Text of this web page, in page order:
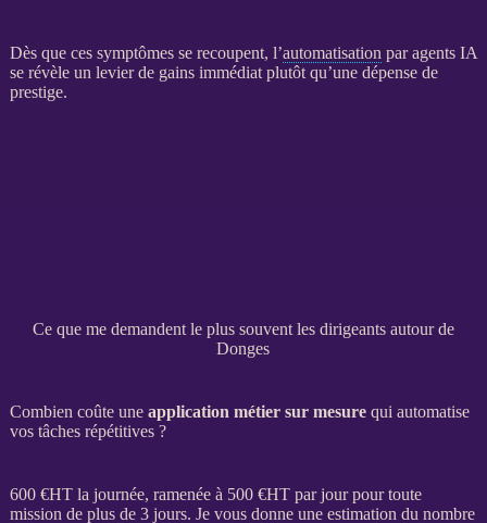
Dès que ces symptômes se recoupent, l’automatisation paragents IA
se révèle un levier de gains immédiat plutôt qu’une dépense de
prestige.
Ce que me demandent le plus souvent les dirigeants autour de
Donges
Combien coûte une application métier sur mesurequi automatise
vos tâches répétitives ?
600 €HTla journée, ramenée à 500 €HTpar jour pour toute
mission de plus de 3 jours. Je vous donne une estimation du nombre